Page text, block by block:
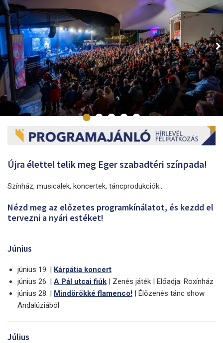
Újra élettel telik meg Eger szabadtéri színpada!
Színház, musicalek, koncertek, táncprodukciók…
Nézd meg az előzetes programkínálatot, és kezdd el
tervezni a nyári estéket!
Június
június 19. | Kárpátia koncert
június 26. | A Pál utcai fiúk | Zenés játék | Előadja: Roxínház
június 28. | Mindörökké flamenco! | Élőzenés tánc show
Andalúziából
Július